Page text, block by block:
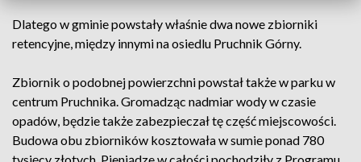
Dlatego w gminie powstały właśnie dwa nowe zbiorniki
retencyjne, między innymi na osiedlu Pruchnik Górny.
Zbiornik o podobnej powierzchni powstał także w parku w
centrum Pruchnika. Gromadząc nadmiar wody w czasie
opadów, będzie także zabezpieczał tę część miejscowości.
Budowa obu zbiorników kosztowała w sumie ponad 780